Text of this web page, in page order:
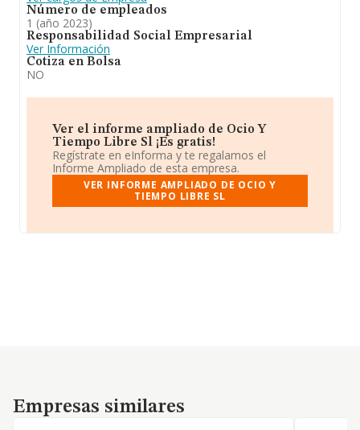
Número de empleados
1 (año 2023)
Responsabilidad Social Empresarial
Ver Información
Cotiza en Bolsa
NO
Ver el informe ampliado de Ocio Y
Tiempo Libre Sl ¡Es gratis!
Regístrate en eInforma y te regalamos el
Informe Ampliado de esta empresa.
VER INFORME AMPLIADO DE OCIO Y
TIEMPO LIBRE SL
Empresas similares
Empresas similares